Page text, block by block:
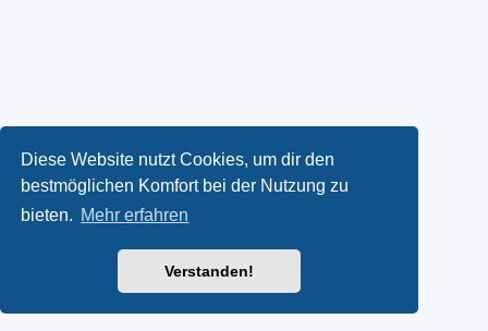
Diese Website nutzt Cookies, um dir den
bestmöglichen Komfort bei der Nutzung zu
bieten. Mehr erfahren
Verstanden!